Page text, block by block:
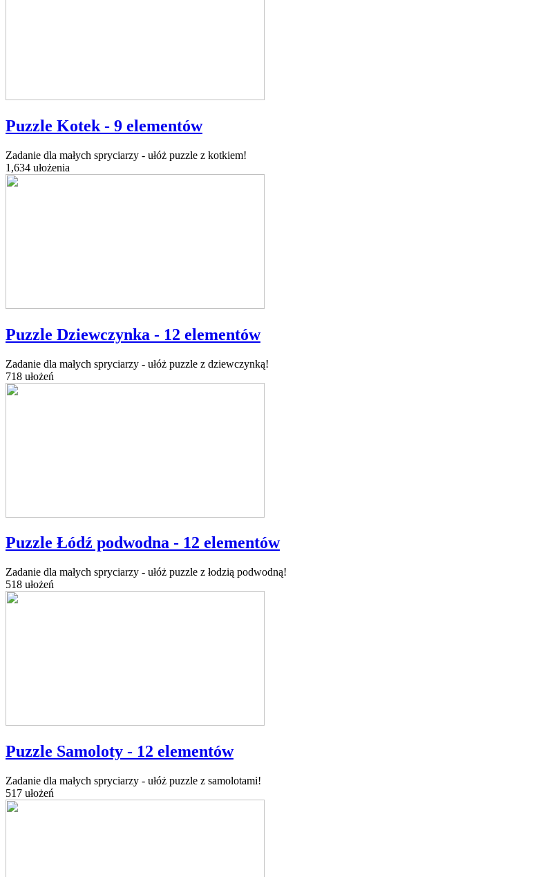
Puzzle Kotek - 9 elementów
Zadanie dla małych spryciarzy - ułóż puzzle z kotkiem!
1,634 ułożenia
Puzzle Dziewczynka - 12 elementów
Zadanie dla małych spryciarzy - ułóż puzzle z dziewczynką!
718 ułożeń
Puzzle Łódź podwodna - 12 elementów
Zadanie dla małych spryciarzy - ułóż puzzle z łodzią podwodną!
518 ułożeń
Puzzle Samoloty - 12 elementów
Zadanie dla małych spryciarzy - ułóż puzzle z samolotami!
517 ułożeń